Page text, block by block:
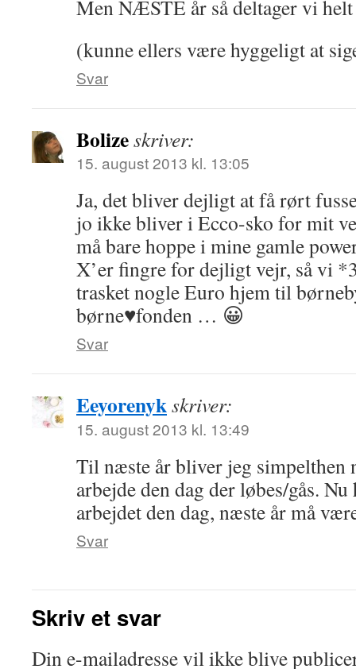
Men NÆSTE år så deltager vi
(kunne ellers være hyggeligt at
Svar
Bolizeskriver:
15. august 2013 kl. 13:05
Ja, det bliver dejligt at få rørt
jo ikke bliver i Ecco-sko for mit
må bare hoppe i mine gamle
X’er fingre for dejligt vejr, så vi
trasket nogle Euro hjem til
børne♥fonden … 😀
Svar
Eeyorenykskriver:
15. august 2013 kl. 13:49
Til næste år bliver jeg simpelthen
arbejde den dag der løbes/gås.
arbejdet den dag, næste år må
Svar
Skriv et svar
Din e-mailadresse vil ikke blive